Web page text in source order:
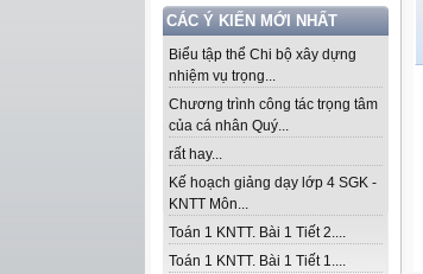
CÁC Ý KIẾN MỚI NHẤT
Biểu tập thể Chi bộ xây dựng
nhiệm vụ trọng...
Chương trình công tác trọng tâm
của cá nhân Quý...
rất hay...
Kế hoạch giảng dạy lớp 4 SGK -
KNTT Môn...
Toán 1 KNTT. Bài 1 Tiết 2....
Toán 1 KNTT. Bài 1 Tiết 1....